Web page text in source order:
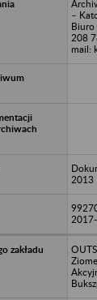
–
Biuro
208
mail:
2013